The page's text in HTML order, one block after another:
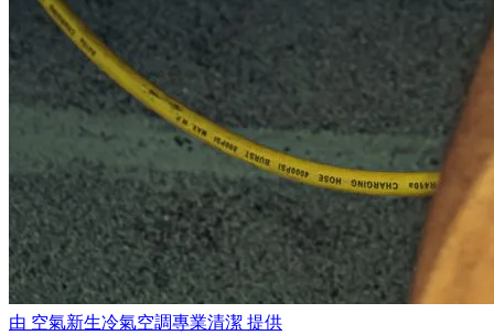
由 空氣新生冷氣空調專業清潔提供